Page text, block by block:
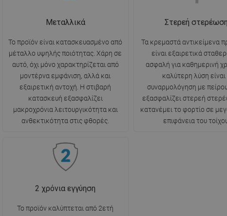
Μεταλλικά
Το προϊόν είναι κατασκευασμένο από
μέταλλο υψηλής ποιότητας. Χάρη σε
αυτό, όχι μόνο χαρακτηρίζεται από
μοντέρνα εμφάνιση, αλλά και
εξαιρετική αντοχή. Η στιβαρή
κατασκευή εξασφαλίζει
μακροχρόνια λειτουργικότητα και
ανθεκτικότητα στις φθορές.
Στερεή στερέωση
Τα κρεμαστά αντικείμενα
είναι εξαιρετικά
ασφαλή για καθημερινή
καλύτερη λύση είναι
συναρμολόγηση με
εξασφαλίζει στερεή
κατανέμει το φορτίο σε
επιφάνεια του
2 χρόνια εγγύηση
Το προϊόν καλύπτεται από 2ετή